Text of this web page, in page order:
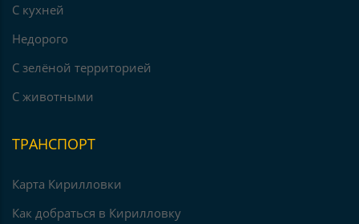
С кухней
Недорого
С зелёной территорией
С животными
ТРАНСПОРТ
Карта Кирилловки
Как добраться в Кирилловку